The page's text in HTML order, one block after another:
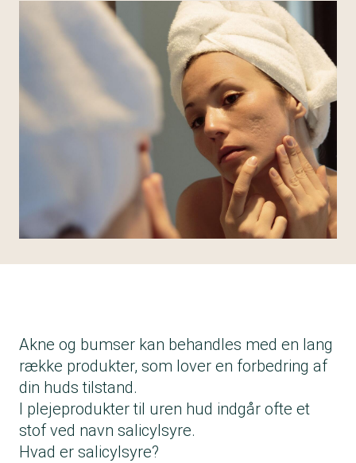
Akne og bumser kan behandles med en lang
række produkter, som lover en forbedring af
din huds tilstand.
I plejeprodukter til uren hud indgår ofte et
stof ved navn salicylsyre.
Hvad er salicylsyre?